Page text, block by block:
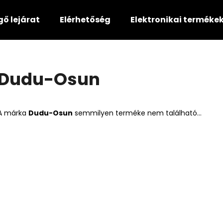
lejárat Elérhetőség Elektronikai
Osun
márka Dudu-Osun semmilyen terméke nem található...